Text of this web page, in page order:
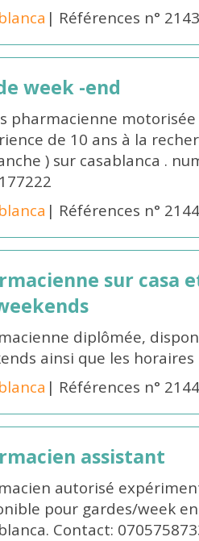
| Références n°
week -end
pharmacienne
de 10 ans à la
) sur casablanca .
| Références n°
sur casa
diplômée,
ainsi que les
| Références n°
assistant
autorisé
pour gardes/week
Contact: